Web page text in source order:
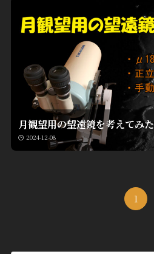
月観望用の望遠鏡を考えてみた
2024-12-08
1